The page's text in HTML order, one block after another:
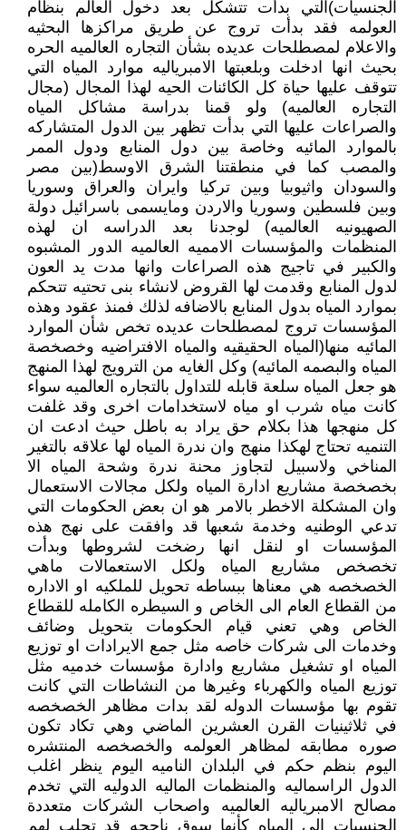
الجنسيات)التي بدأت تتشكل بعد دخول العالم بنظام
العولمه فقد بدأت تروج عن طريق مراكزها البحثيه
والاعلام لمصطلحات عديده بشأن التجاره العالميه الحره
بحيث انها ادخلت وبلعبتها الامبرياليه موارد المياه التي
تتوقف عليها حياة كل الكائنات الحيه لهذا المجال (مجال
التجاره العالميه) ولو قمنا بدراسة مشاكل المياه
والصراعات عليها التي بدأت تظهر بين الدول المتشاركه
بالموارد المائيه وخاصة بين دول المنابع ودول الممر
والمصب كما في منطقتنا الشرق الاوسط(بين مصر
والسودان واثيوبيا وبين تركيا وايران والعراق وسوريا
وبين فلسطين وسوريا والاردن ومايسمى باسرائيل دولة
الصهيونيه العالميه) لوجدنا بعد الدراسه ان لهذه
المنظمات والمؤسسات الامميه العالميه الدور المشبوه
والكبير في تاجيج هذه الصراعات وانها مدت يد العون
لدول المنابع وقدمت لها القروض لانشاء بنى تحتيه تتحكم
بموارد المياه بدول المنابع بالاضافه لذلك فمنذ عقود وهذه
المؤسسات تروج لمصطلحات عديده تخص شأن الموارد
المائيه منها(المياه الحقيقيه والمياه الافتراضيه وخصخصة
المياه والبصمه المائيه) وكل الغايه من الترويج لهذا المنهج
هو جعل المياه سلعة قابله للتداول بالتجاره العالميه سواء
كانت مياه شرب او مياه لاستخدامات اخرى وقد غلفت
كل منهجها هذا بكلام حق يراد به باطل حيث ادعت ان
التنميه تحتاج لهكذا منهج وان ندرة المياه لها علاقه بالتغير
المناخي ولاسبيل لتجاوز محنة ندرة وشحة المياه الا
بخصخصة مشاريع ادارة المياه ولكل مجالات الاستعمال
وان المشكلة الاخطر بالامر هو ان بعض الحكومات التي
تدعي الوطنيه وخدمة شعبها قد وافقت على نهج هذه
المؤسسات او لنقل انها رضخت لشروطها وبدأت
تخصخص مشاريع المياه ولكل الاستعمالات ماهي
الخصخصه هي معناها ببساطه تحويل للملكيه او الاداره
من القطاع العام الى الخاص و السيطره الكامله للقطاع
الخاص وهي تعني قيام الحكومات بتحويل وضائف
وخدمات الى شركات خاصه مثل جمع الايرادات او توزيع
المياه او تشغيل مشاريع وادارة مؤسسات خدميه مثل
توزيع المياه والكهرباء وغيرها من النشاطات التي كانت
تقوم بها مؤسسات الدوله لقد بدات مظاهر الخصخصه
في ثلاثينيات القرن العشرين الماضي وهي تكاد تكون
صوره مطابقه لمظاهر العولمه والخصخصه المنتشره
اليوم بنظم حكم في البلدان الناميه اليوم ينظر اغلب
الدول الراسماليه والمنظمات الماليه الدوليه التي تخدم
مصالح الامبرياليه العالميه واصحاب الشركات متعددة
الجنسيات الى المياه كأنها سوق ناجحه قد تجلب لهم